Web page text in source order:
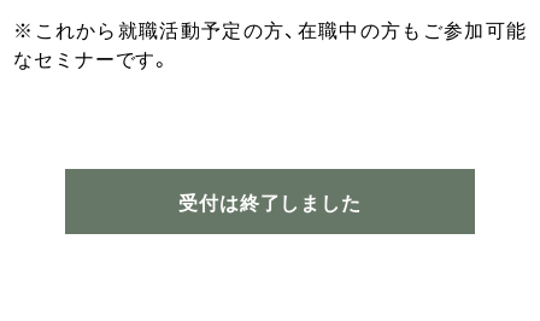
※これから就職活動予定の方、在職中の方もご参加可能
なセミナーです。
受付は終了しました